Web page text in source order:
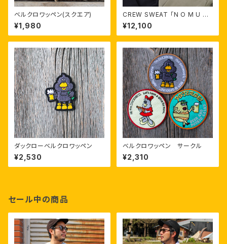
ベルクロワッペン(スクエア)
¥1,980
CREW SWEAT 「N O M U Z I
K A N」
¥12,100
ダックローベルクロワッペン
¥2,530
ベルクロワッペン サークル
¥2,310
セール中の商品